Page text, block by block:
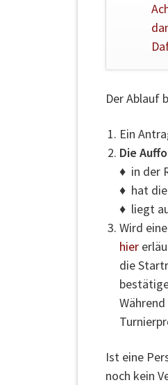
Der Ablauf
Ein
Die
♦ in der
♦ hat die
♦ liegt
Wird
hier
die
Ist eine
noch kein